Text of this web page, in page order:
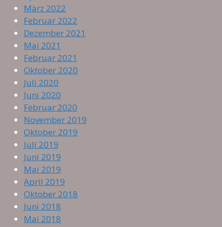
März 2022
Februar 2022
Dezember 2021
Mai 2021
Februar 2021
Oktober 2020
Juli 2020
Juni 2020
Februar 2020
November 2019
Oktober 2019
Juli 2019
Juni 2019
Mai 2019
April 2019
Oktober 2018
Juni 2018
Mai 2018